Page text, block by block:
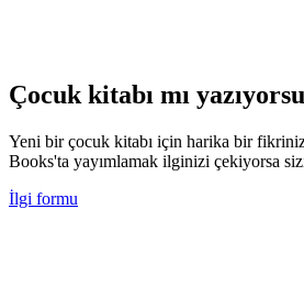
Çocuk kitabı mı
Yeni bir çocuk kitabı için harika bir
Books'ta yayımlamak ilginizi çekiyorsa
İlgi formu